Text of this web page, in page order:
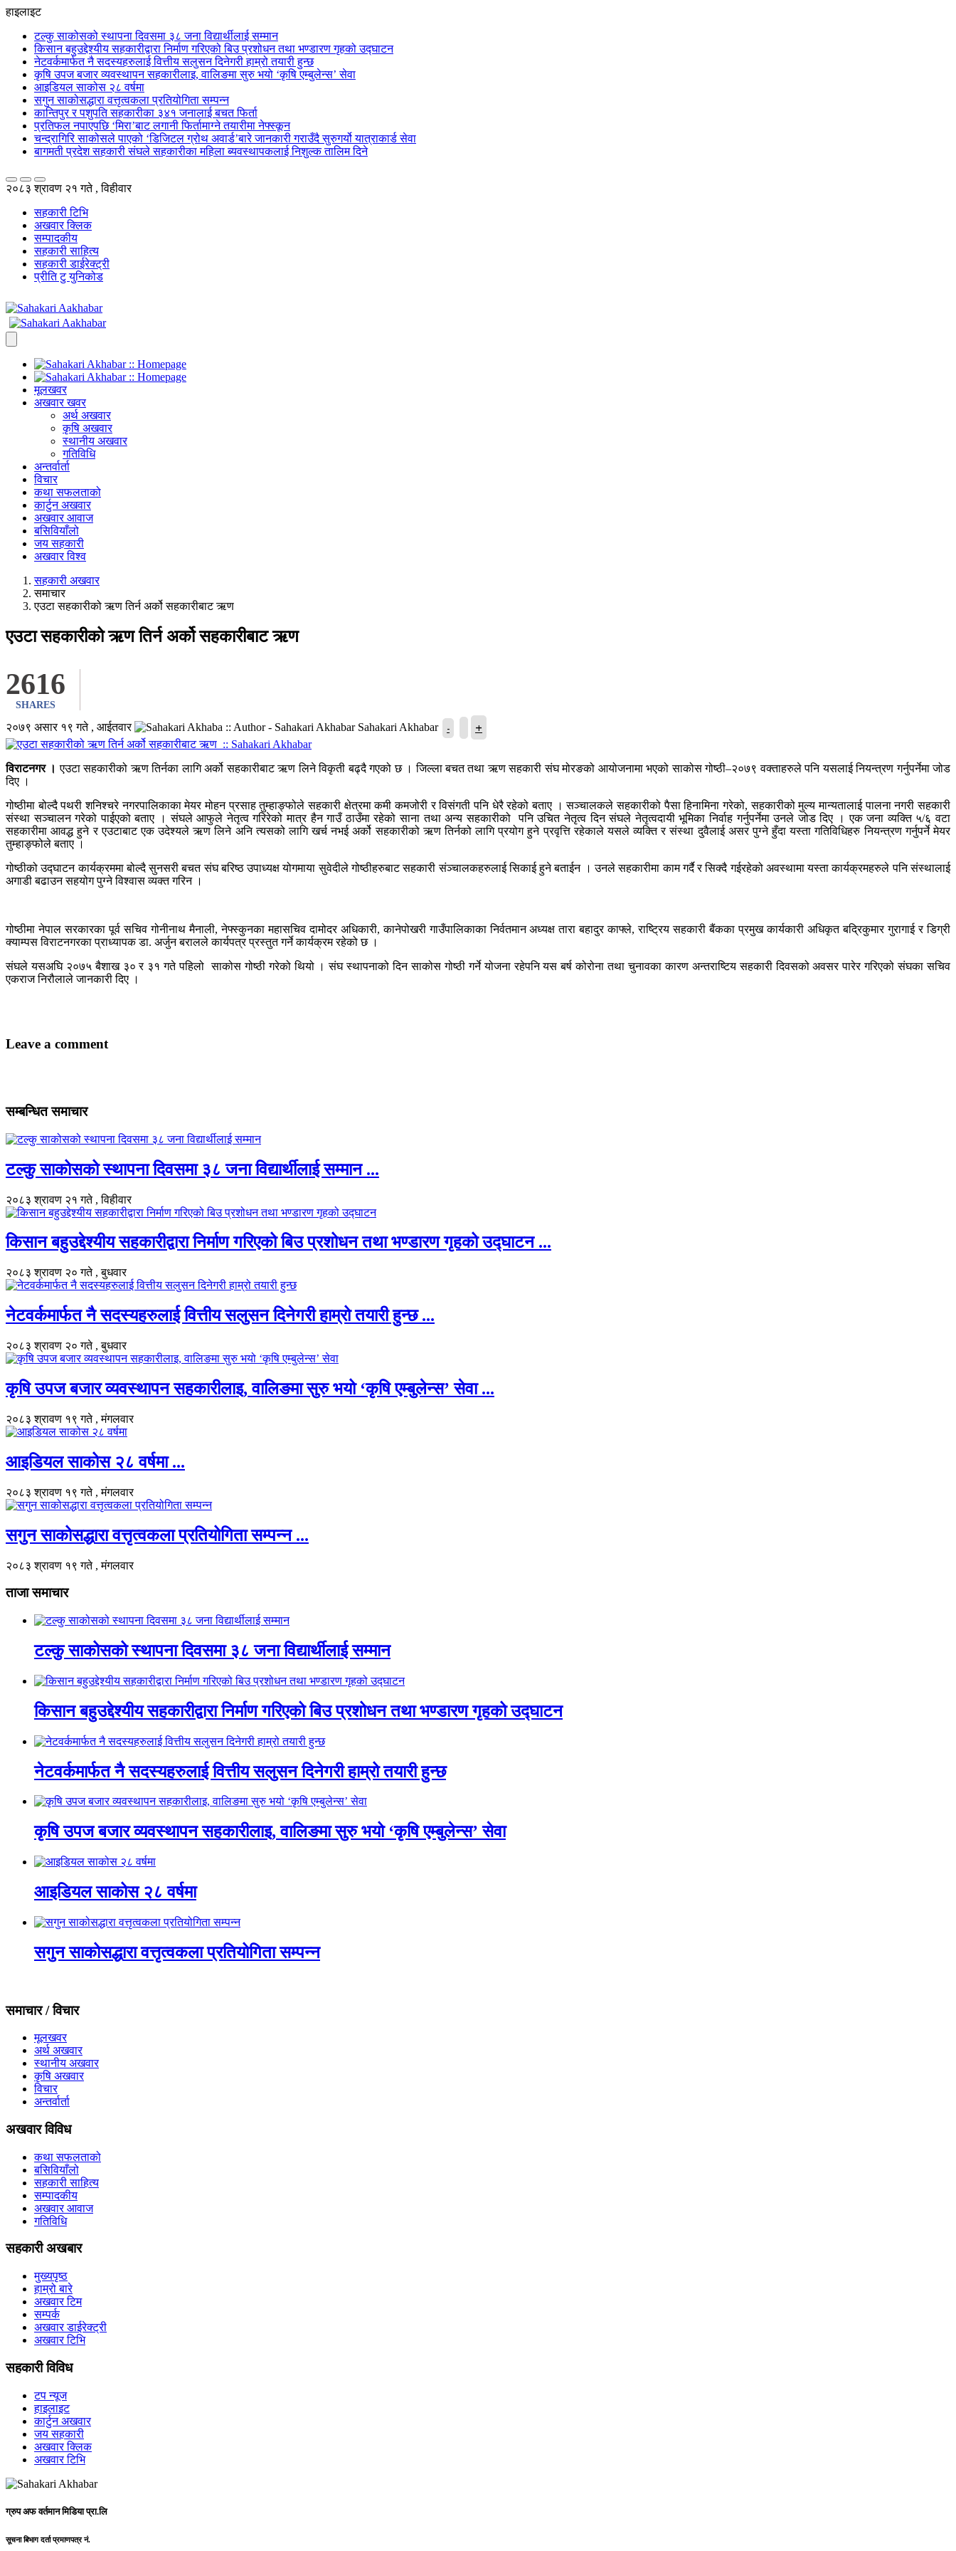
हाइलाइट
टल्कु साकोसको स्थापना दिवसमा ३८ जना विद्यार्थीलाई सम्मान
किसान बहुउद्देश्यीय सहकारीद्वारा निर्माण गरिएको बिउ प्रशोधन तथा भण्डारण गृहको उद्घाटन
नेटवर्कमार्फत नै सदस्यहरुलाई वित्तीय सलुसन दिनेगरी हाम्रो तयारी हुन्छ
कृषि उपज बजार व्यवस्थापन सहकारीलाइ, वालिङमा सुरु भयो ‘कृषि एम्बुलेन्स’ सेवा
आइडियल साकोस २८ वर्षमा
सगुन साकोसद्धारा वत्तृत्वकला प्रतियोगिता सम्पन्न
कान्तिपुर र पशुपति सहकारीका ३४१ जनालाई बचत फिर्ता
प्रतिफल नपाएपछि ‘मिरा’बाट लगानी फिर्तामाग्ने तयारीमा नेफ्स्कून
चन्द्रागिरि साकोसले पाएको ‘डिजिटल ग्रोथ अवार्ड’बारे जानकारी गराउँदै सुरुगर्यो यात्राकार्ड सेवा
बागमती प्रदेश सहकारी संघले सहकारीका महिला ब्यवस्थापकलाई निशुल्क तालिम दिने
२०८३ श्रावण २१ गते , विहीवार
सहकारी टिभि
अखवार क्लिक
सम्पादकीय
सहकारी साहित्य
सहकारी डाईरेक्ट्री
प्रीति टु युनिकोड
मूलखवर
अखवार खवर
अर्थ अखवार
कृषि अखवार
स्थानीय अखवार
गतिविधि
अन्तर्वार्ता
विचार
कथा सफलताको
कार्टुन अखवार
अखवार आवाज
बसिवियाँलो
जय सहकारी
अखवार विश्व
सहकारी अखवार
समाचार
एउटा सहकारीको ऋण तिर्न अर्को सहकारीबाट ऋण
एउटा सहकारीको ऋण तिर्न अर्को सहकारीबाट ऋण
2616
SHARES
२०७९ असार १९ गते , आईतवार Sahakari Akhabar - +
विराटनगर । एउटा सहकारीको ऋण तिर्नका लागि अर्को सहकारीबाट ऋण लिने विकृती बढ्दै गएको छ । जिल्ला बचत तथा ऋण सहकारी संघ मोरङको आयोजनामा भएको साकोस गोष्ठी–२०७९ वक्ताहरुले पनि यसलाई नियन्त्रण गर्नुपर्नेमा जोड
दिए ।
गोष्ठीमा बोल्दै पथरी शनिश्चरे नगरपालिकाका मेयर मोहन प्रसाह तुम्हाङ्फोले सहकारी क्षेत्रमा कमी कमजोरी र विसंगती पनि धेरै रहेको बताए । सञ्चालकले सहकारीको पैसा हिनामिना गरेको, सहकारीको मुल्य मान्यतालाई पालना नगरी सहकारी
संस्था सञ्चालन गरेको पाईएको बताए । संघले आफुले नेतृत्व गरिरेको मात्र हैन गाउँ ठाउँमा रहेको साना तथा अन्य सहकारीको पनि उचित नेतृत्व दिन संघले नेतृत्वदायी भूमिका निर्वाह गर्नुपर्नेमा उनले जोड दिए । एक जना व्यक्ति ५/६ वटा
सहकारीमा आवद्ध हुने र एउटाबाट एक उदेश्यले ऋण लिने अनि त्यसको लागि खर्च नभई अर्को सहकारीको ऋण तिर्नको लागि प्रयोग हुने प्रवृत्ति रहेकाले यसले व्यक्ति र संस्था दुवैलाई असर पुग्ने हुँदा यस्ता गतिविधिहरु नियन्त्रण गर्नुपर्ने मेयर
तुम्हाङ्फोले बताए ।
गोष्ठीको उद्घाटन कार्यक्रममा बोल्दै सुनसरी बचत संघ बरिष्ठ उपाध्यक्ष योगमाया सुवेदीले गोष्ठीहरुबाट सहकारी संञ्चालकहरुलाई सिकाई हुने बताईन । उनले सहकारीमा काम गर्दै र सिक्दै गईरहेको अवस्थामा यस्ता कार्यक्रमहरुले पनि संस्थालाई
अगाडी बढाउन सहयोग पुग्ने विश्वास व्यक्त गरिन ।
गोष्ठीमा नेपाल सरकारका पूर्व सचिव गोनीनाथ मैनाली, नेफ्स्कुनका महासचिव दामोदर अधिकारी, कानेपोखरी गाउँपालिकाका निर्वतमान अध्यक्ष तारा बहादुर काफ्ले, राष्ट्रिय सहकारी बैंकका प्रमुख कार्यकारी अधिकृत बद्रिकुमार गुरागाई र डिग्री
क्याम्पस विराटनगरका प्राध्यापक डा. अर्जुन बरालले कार्यपत्र प्रस्तुत गर्ने कार्यक्रम रहेको छ ।
संघले यसअघि २०७५ बैशाख ३० र ३१ गते पहिलो साकोस गोष्ठी गरेको थियो । संघ स्थापनाको दिन साकोस गोष्ठी गर्ने योजना रहेपनि यस बर्ष कोरोना तथा चुनावका कारण अन्तराष्टिय सहकारी दिवसको अवसर पारेर गरिएको संघका सचिव
एकराज निरौलाले जानकारी दिए ।
Leave a comment
सम्बन्धित समाचार
टल्कु साकोसको स्थापना दिवसमा ३८ जना विद्यार्थीलाई सम्मान ...
२०८३ श्रावण २१ गते , विहीवार
किसान बहुउद्देश्यीय सहकारीद्वारा निर्माण गरिएको बिउ प्रशोधन तथा भण्डारण गृहको उद्घाटन ...
२०८३ श्रावण २० गते , बुधवार
नेटवर्कमार्फत नै सदस्यहरुलाई वित्तीय सलुसन दिनेगरी हाम्रो तयारी हुन्छ ...
२०८३ श्रावण २० गते , बुधवार
कृषि उपज बजार व्यवस्थापन सहकारीलाइ, वालिङमा सुरु भयो ‘कृषि एम्बुलेन्स’ सेवा ...
२०८३ श्रावण १९ गते , मंगलवार
आइडियल साकोस २८ वर्षमा ...
२०८३ श्रावण १९ गते , मंगलवार
सगुन साकोसद्धारा वत्तृत्वकला प्रतियोगिता सम्पन्न ...
२०८३ श्रावण १९ गते , मंगलवार
ताजा समाचार
टल्कु साकोसको स्थापना दिवसमा ३८ जना विद्यार्थीलाई सम्मान
किसान बहुउद्देश्यीय सहकारीद्वारा निर्माण गरिएको बिउ प्रशोधन तथा भण्डारण गृहको उद्घाटन
नेटवर्कमार्फत नै सदस्यहरुलाई वित्तीय सलुसन दिनेगरी हाम्रो तयारी हुन्छ
कृषि उपज बजार व्यवस्थापन सहकारीलाइ, वालिङमा सुरु भयो ‘कृषि एम्बुलेन्स’ सेवा
आइडियल साकोस २८ वर्षमा
सगुन साकोसद्धारा वत्तृत्वकला प्रतियोगिता सम्पन्न
समाचार / विचार
मूलखवर
अर्थ अखवार
स्थानीय अखवार
कृषि अखवार
विचार
अन्तर्वार्ता
अखवार विविध
कथा सफलताको
बसिवियाँलो
सहकारी साहित्य
सम्पादकीय
अखवार आवाज
गतिविधि
सहकारी अखबार
मुख्यपृष्ठ
हाम्रो बारे
अखवार टिम
सम्पर्क
अखवार डाईरेक्ट्री
अखवार टिभि
सहकारी विविध
टप न्यूज
हाइलाइट
कार्टुन अखवार
जय सहकारी
अखवार क्लिक
अखवार टिभि
ग्रुप अफ वर्तमान मिडिया प्रा.लि
सूचना बिभाग दर्ता प्रमाणपत्र नं.